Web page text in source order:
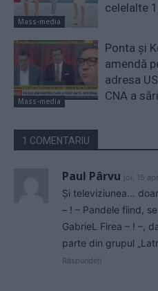
Mass-media
celelalte
Mass-media
Ponta și
amendă
adresa
CNA a
1 COMENTARIU
Paul Pârvu joi, 15
Și televiziunea…
– ! – Pandele fiind,
GabrieL Firea – ! –,
parte din grupul
Răspundeți